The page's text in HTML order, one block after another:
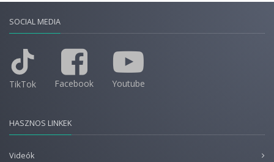
SOCIAL MEDIA
TikTok Facebook Youtube
HASZNOS LINKEK
Videók